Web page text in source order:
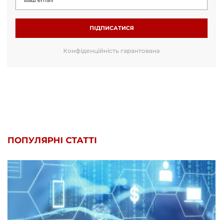
ПІДПИСАТИСЯ
Конфіденційність гарантована
ПОПУЛЯРНІ СТАТТІ